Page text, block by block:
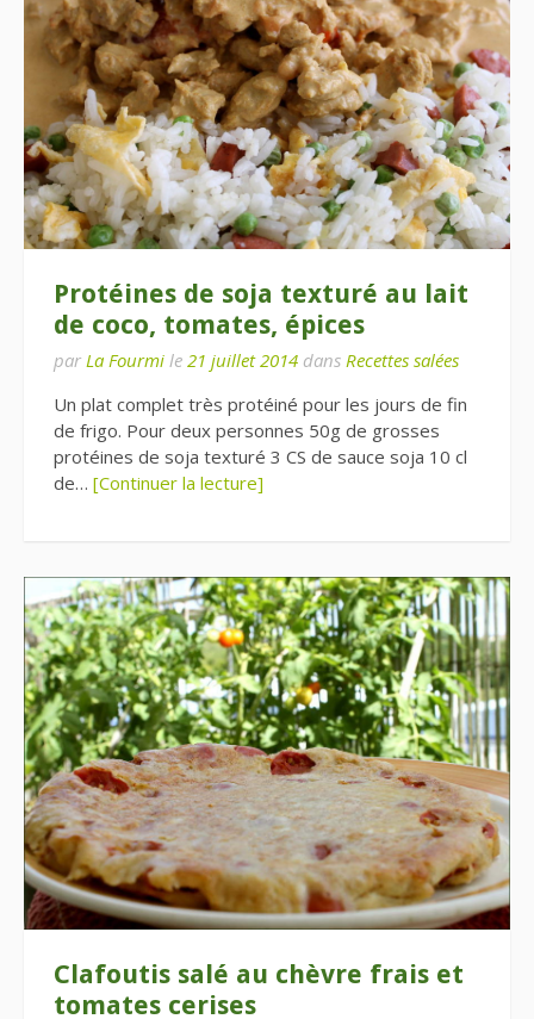
Protéines de soja texturé au lait
de coco, tomates, épices
par La Fourmi le 21 juillet 2014 dans Recettes salées
Un plat complet très protéiné pour les jours de fin
de frigo. Pour deux personnes 50g de grosses
protéines de soja texturé 3 CS de sauce soja 10 cl
de… [Continuer la lecture]
Clafoutis salé au chèvre frais et
tomates cerises